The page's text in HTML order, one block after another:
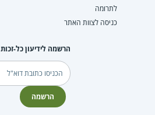
לתרומה
כניסה לצוות האתר
הרשמה לידיעון כל-זכות
דוא"ל
הרשמה